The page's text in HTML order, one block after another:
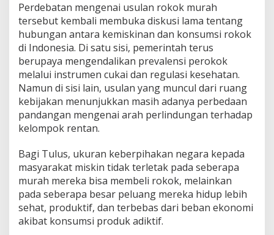
Perdebatan mengenai usulan rokok murah
tersebut kembali membuka diskusi lama tentang
hubungan antara kemiskinan dan konsumsi rokok
di Indonesia. Di satu sisi, pemerintah terus
berupaya mengendalikan prevalensi perokok
melalui instrumen cukai dan regulasi kesehatan.
Namun di sisi lain, usulan yang muncul dari ruang
kebijakan menunjukkan masih adanya perbedaan
pandangan mengenai arah perlindungan terhadap
kelompok rentan.
Bagi Tulus, ukuran keberpihakan negara kepada
masyarakat miskin tidak terletak pada seberapa
murah mereka bisa membeli rokok, melainkan
pada seberapa besar peluang mereka hidup lebih
sehat, produktif, dan terbebas dari beban ekonomi
akibat konsumsi produk adiktif.